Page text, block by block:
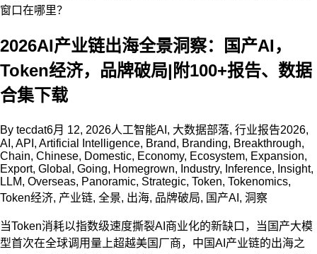
窗口在哪里？
2026AI产业链出海全景洞察：国产AI，
Token经济，品牌破局|附100+报告、数据
合集下载
By tecdat6月 12, 2026人工智能AI , 大数据部落, 行业报告2026,
AI , API , Artificial Intelligence, Brand, Branding, Breakthrough,
Chain, Chinese, Domestic, Economy, Ecosystem, Expansion,
Export, Global , Going, Homegrown, Industry, Inference, Insight,
LLM, Overseas, Panoramic, Strategic, Token, Tokenomics,
Token经济, 产业链, 全景, 出海, 品牌破局, 国产AI , 洞察
当Token消耗以指数级速度撕裂AI商业化的新缺口，当国产大模
型首次在全球调用量上超越美国厂商，中国AI产业链的出海之